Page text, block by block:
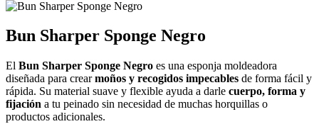
Bun Sharper Sponge Negro
El Bun Sharper Sponge Negro es una esponja moldeadora
diseñada para crearmoños y recogidos impecables de forma fácil y
rápida. Su material suave y flexible ayuda a darle cuerpo, forma y
fijación a tu peinado sin necesidad de muchas horquillas o
productos adicionales.